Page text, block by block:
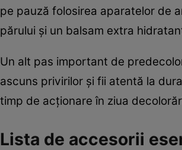
pe pauză folosirea aparatelor de
părului şi un balsam extra
Un alt pas important de
ascuns privirilor şi fii atentă la
timp de acţionare în ziua
Lista de accesorii